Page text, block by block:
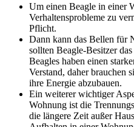
Um einen Beagle in einer
Verhaltensprobleme zu
Pflicht.
Dann kann das Bellen für
sollten Beagle-Besitzer
Beagles haben einen
Verstand, daher brauchen
ihre Energie abzubauen.
Ein weiterer wichtiger
Wohnung ist die
die längere Zeit außer